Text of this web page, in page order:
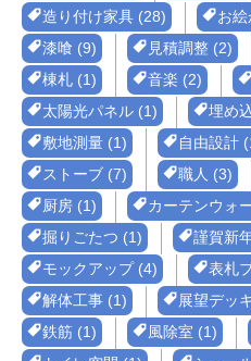
造り付け家具 (28)
お
漆喰 (9)
見積調整 (2)
棟札 (1)
音楽 (2)
太陽光パネル (1)
埋め
敷地測量 (1)
自由設計
ストーブ (7)
職人 (3)
厨房 (1)
カーテンウォ
掘りごたつ (1)
謹賀新
モックアップ (4)
表札
解体工事 (1)
展望デッ
鉄筋 (1)
風除室 (1)